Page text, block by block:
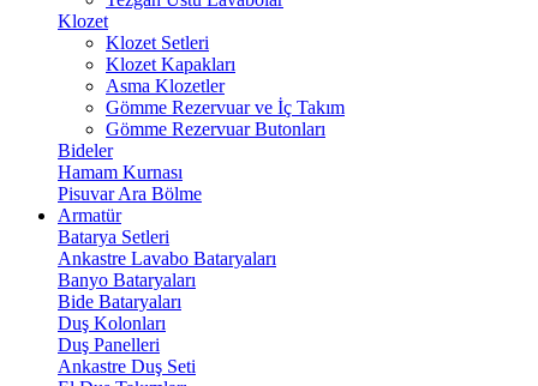
Klozet
Klozet Setleri
Klozet Kapakları
Asma Klozetler
Gömme Rezervuar ve İç Takım
Gömme Rezervuar Butonları
Bideler
Hamam Kurnası
Pisuvar Ara Bölme
Armatür
Batarya Setleri
Ankastre Lavabo Bataryaları
Banyo Bataryaları
Bide Bataryaları
Duş Kolonları
Duş Panelleri
Ankastre Duş Seti